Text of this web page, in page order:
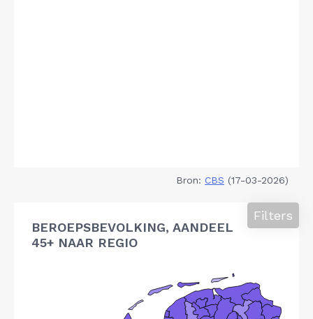
Bron: CBS (17-03-2026)
BEROEPSBEVOLKING, AANDEEL
45+ NAAR REGIO
Filters